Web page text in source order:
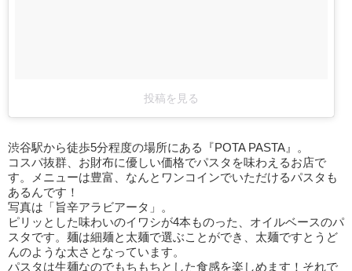
投稿を見る
渋谷駅から徒歩5分程度の場所にある『POTA PASTA』。
コスパ抜群、お財布に優しい価格でパスタを味わえるお店で
す。メニューは豊富、なんとワンコインでいただけるパスタも
あるんです！
写真は「旨辛アラビアータ」。
ピリッとした味わいのイワシが4本ものった、オイルベースのパ
スタです。麺は細麺と太麺で選ぶことができ、太麺ですとうど
んのような太さとなっています。
パスタは生麺なのでもちもちとした食感を楽しめます！それで